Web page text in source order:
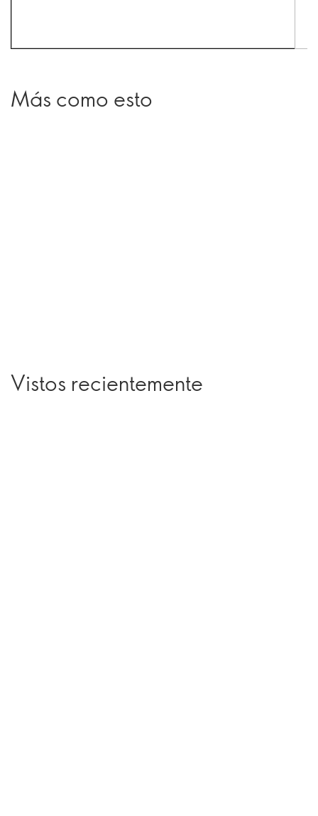
Más como esto
Vistos recientemente